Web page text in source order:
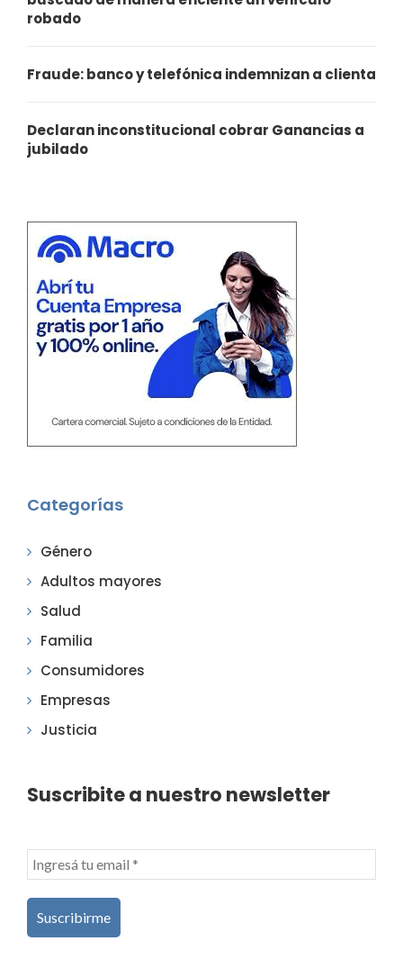
robado
Fraude: banco y telefónica indemnizan a clienta
Declaran inconstitucional cobrar Ganancias a
jubilado
Categorías
Género
Adultos mayores
Salud
Familia
Consumidores
Empresas
Justicia
Suscribite a nuestro newsletter